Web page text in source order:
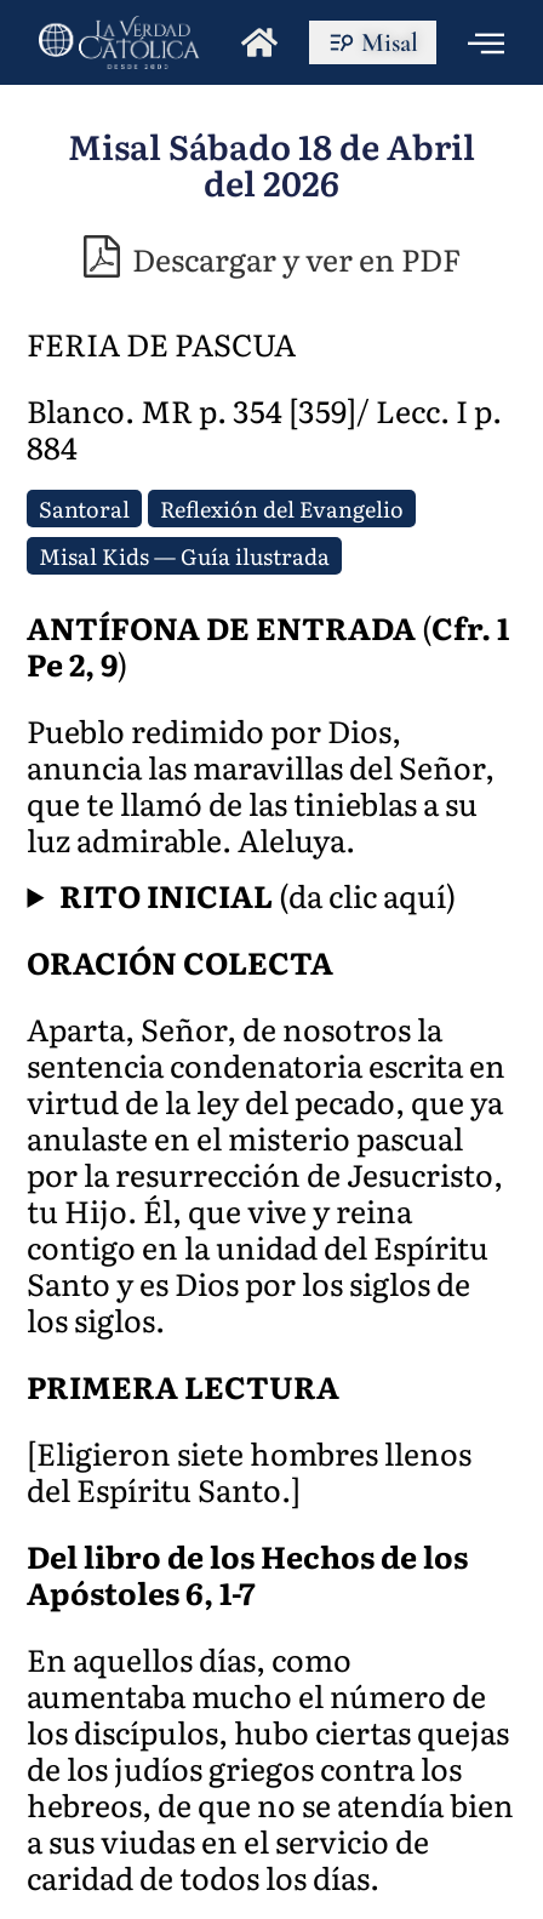
Misal
Misal Sábado 18 de Abril
del 2026
Descargar y ver en PDF
FERIA DE PASCUA
Blanco. MR p. 354 [359]/ Lecc. I p.
884
Santoral
Reflexión del Evangelio
Misal Kids — Guía ilustrada
ANTÍFONA DE ENTRADA(Cfr. 1
Pe 2, 9)
Pueblo redimido por Dios,
anuncia las maravillas del Señor,
que te llamó de las tinieblas a su
luz admirable. Aleluya.
RITO INICIAL(da clic aquí)
ORACIÓN COLECTA
Aparta, Señor, de nosotros la
sentencia condenatoria escrita en
virtud de la ley del pecado, que ya
anulaste en el misterio pascual
por la resurrección de Jesucristo,
tu Hijo. Él, que vive y reina
contigo en la unidad del Espíritu
Santo y es Dios por los siglos de
los siglos.
PRIMERA LECTURA
[Eligieron siete hombres llenos
del Espíritu Santo.]
Del libro de los Hechos de los
Apóstoles 6, 1-7
En aquellos días, como
aumentaba mucho el número de
los discípulos, hubo ciertas quejas
de los judíos griegos contra los
hebreos, de que no se atendía bien
a sus viudas en el servicio de
caridad de todos los días.